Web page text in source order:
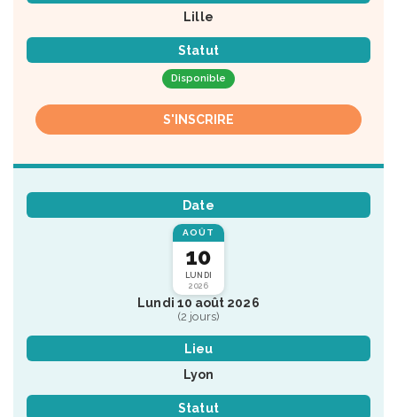
Lille
Statut
Disponible
S'INSCRIRE
Date
AOÛT
10
LUNDI
2026
Lundi 10 août 2026
(2 jours)
Lieu
Lyon
Statut